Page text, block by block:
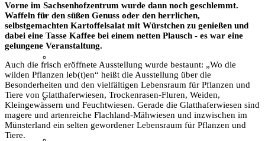
Bilddokumentation
Film & Video
Vorne im Sachsenhofzentrum wurde dann noch geschlemmt.
Waffeln für den süßen Genuss oder den herrlichen,
selbstgemachten Kartoffelsalat mit Würstchen zu genießen und
dabei eine Tasse Kaffee bei einem netten Plausch - es war eine
gelungene Veranstaltung.
Auch die frisch eröffnete Ausstellung wurde bestaunt: „Wo die
wilden Pflanzen leb(t)en“ heißt die Ausstellung über die
Besonderheiten und den vielfältigen Lebensraum für Pflanzen und
Tiere von Glatthaferwiesen, Trockenrasen-Fluren, Weiden,
Kleingewässern und Feuchtwiesen. Gerade die Glatthaferwiesen sind
magere und artenreiche Flachland-Mähwiesen und inzwischen im
Münsterland ein selten gewordener Lebensraum für Pflanzen und
Tiere.